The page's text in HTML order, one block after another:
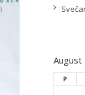
August
P